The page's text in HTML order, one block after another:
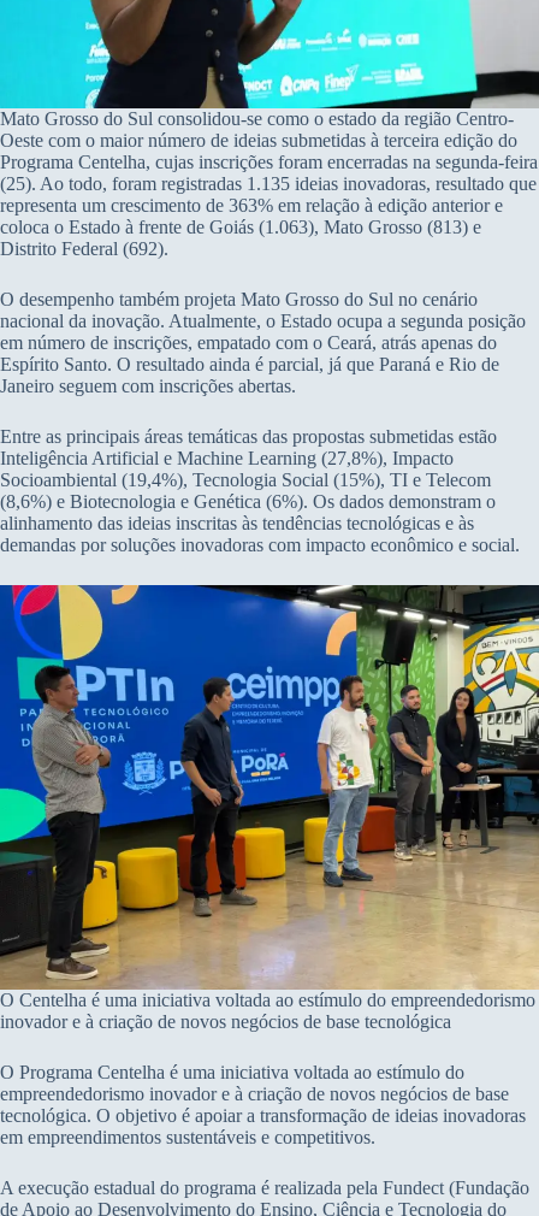
Mato Grosso do Sul consolidou-se como o estado da região Centro-
Oeste com o maior número de ideias submetidas à terceira edição do
Programa Centelha, cujas inscrições foram encerradas na segunda-feira
(25). Ao todo, foram registradas 1.135 ideias inovadoras, resultado que
representa um crescimento de 363% em relação à edição anterior e
coloca o Estado à frente de Goiás (1.063), Mato Grosso (813) e
Distrito Federal (692).
O desempenho também projeta Mato Grosso do Sul no cenário
nacional da inovação. Atualmente, o Estado ocupa a segunda posição
em número de inscrições, empatado com o Ceará, atrás apenas do
Espírito Santo. O resultado ainda é parcial, já que Paraná e Rio de
Janeiro seguem com inscrições abertas.
Entre as principais áreas temáticas das propostas submetidas estão
Inteligência Artificial e Machine Learning (27,8%), Impacto
Socioambiental (19,4%), Tecnologia Social (15%), TI e Telecom
(8,6%) e Biotecnologia e Genética (6%). Os dados demonstram o
alinhamento das ideias inscritas às tendências tecnológicas e às
demandas por soluções inovadoras com impacto econômico e social.
O Centelha é uma iniciativa voltada ao estímulo do empreendedorismo
inovador e à criação de novos negócios de base tecnológica
O Programa Centelha é uma iniciativa voltada ao estímulo do
empreendedorismo inovador e à criação de novos negócios de base
tecnológica. O objetivo é apoiar a transformação de ideias inovadoras
em empreendimentos sustentáveis e competitivos.
A execução estadual do programa é realizada pela Fundect (Fundação
de Apoio ao Desenvolvimento do Ensino, Ciência e Tecnologia do